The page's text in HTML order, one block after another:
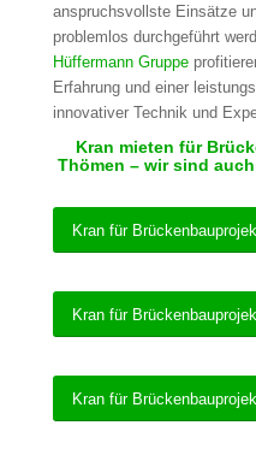
anspruchsvollste Einsätze
problemlos durchgeführt
Hüffermann Gruppe
Erfahrung und einer
innovativer Technik und
Kran mieten für
Thömen – wir sind
Kran für
Kran für
Kran für